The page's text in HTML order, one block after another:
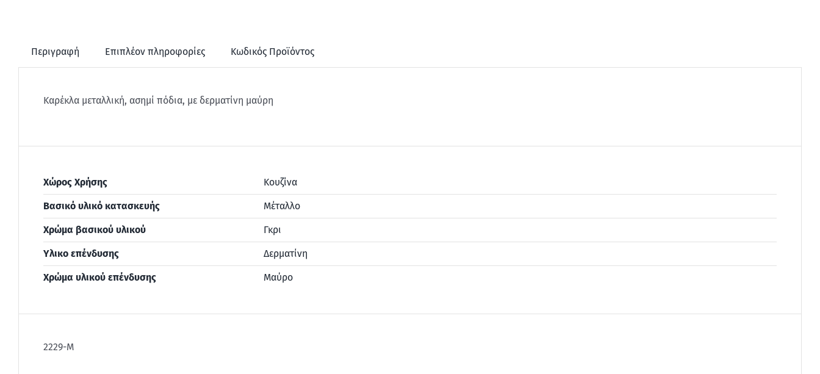
Περιγραφή Επιπλέον πληροφορίες Κωδικός Προϊόντος
Καρέκλα μεταλλική, ασημί πόδια, με δερματίνη μαύρη
Χώρος Χρήσης Κουζίνα
Βασικό υλικό κατασκευής Μέταλλο
Χρώμα βασικού υλικού Γκρι
Υλικο επένδυσης Δερματίνη
Χρώμα υλικού επένδυσης Μαύρο
2229-Μ